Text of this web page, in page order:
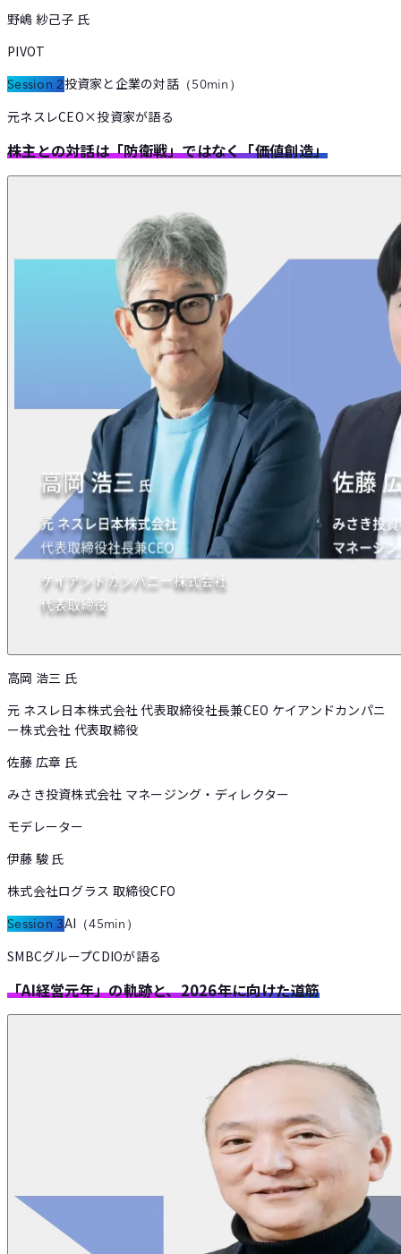
野嶋 紗己子 氏
PIVOT
Session 2投資家と企業の対話 （50min ）
元ネスレCEO×投資家が語る
株主との対話は「防衛戦」ではなく「価値創造」
高岡 浩三 氏
元 ネスレ日本株式会社 代表取締役社長兼CEO ケイアンドカンパニ
ー株式会社 代表取締役
佐藤 広章 氏
みさき投資株式会社 マネージング・ディレクター
モデレーター
伊藤 駿 氏
株式会社ログラス 取締役CFO
Session 3AI （45min ）
SMBCグループCDIOが語る
「AI経営元年」の軌跡と、2026年に向けた道筋